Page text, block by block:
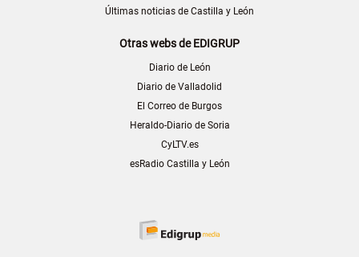
Últimas noticias de Castilla y León
Otras webs de EDIGRUP
Diario de León
Diario de Valladolid
El Correo de Burgos
Heraldo-Diario de Soria
CyLTV.es
esRadio Castilla y León